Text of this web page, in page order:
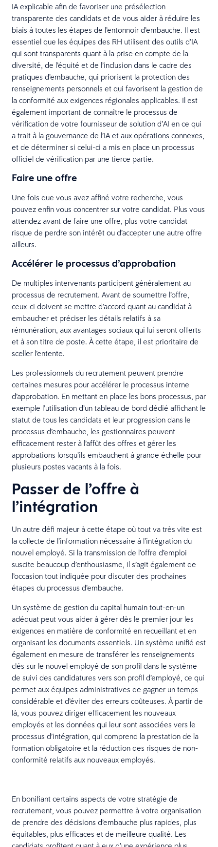
IA explicable afin de favoriser une présélection
transparente des candidats et de vous aider à réduire les
biais à toutes les étapes de l’entonnoir d’embauche. Il est
essentiel que les équipes des RH utilisent des outils d’IA
qui sont transparents quant à la prise en compte de la
diversité, de l’équité et de l’inclusion dans le cadre des
pratiques d’embauche, qui priorisent la protection des
renseignements personnels et qui favorisent la gestion de
la conformité aux exigences régionales applicables. Il est
également important de connaître le processus de
vérification de votre fournisseur de solution d’AI en ce qui
a trait à la gouvernance de l’IA et aux opérations connexes,
et de déterminer si celui-ci a mis en place un processus
officiel de vérification par une tierce partie.
Faire une offre
Une fois que vous avez affiné votre recherche, vous
pouvez enfin vous concentrer sur votre candidat. Plus vous
attendez avant de faire une offre, plus votre candidat
risque de perdre son intérêt ou d’accepter une autre offre
ailleurs.
Accélérer le processus d’approbation
De multiples intervenants participent généralement au
processus de recrutement. Avant de soumettre l’offre,
ceux-ci doivent se mettre d’accord quant au candidat à
embaucher et préciser les détails relatifs à sa
rémunération, aux avantages sociaux qui lui seront offerts
et à son titre de poste. À cette étape, il est prioritaire de
sceller l’entente.
Les professionnels du recrutement peuvent prendre
certaines mesures pour accélérer le processus interne
d’approbation. En mettant en place les bons processus, par
exemple l’utilisation d’un tableau de bord dédié affichant le
statut de tous les candidats et leur progression dans le
processus d’embauche, les gestionnaires peuvent
efficacement rester à l’affût des offres et gérer les
approbations lorsqu’ils embauchent à grande échelle pour
plusieurs postes vacants à la fois.
Passer de l’offre à
l’intégration
Un autre défi majeur à cette étape où tout va très vite est
la collecte de l’information nécessaire à l’intégration du
nouvel employé. Si la transmission de l’offre d’emploi
suscite beaucoup d’enthousiasme, il s’agit également de
l’occasion tout indiquée pour discuter des prochaines
étapes du processus d’embauche.
Un système de gestion du capital humain tout-en-un
adéquat peut vous aider à gérer dès le premier jour les
exigences en matière de conformité en recueillant et en
organisant les documents essentiels. Un système unifié est
également en mesure de transférer les renseignements
clés sur le nouvel employé de son profil dans le système
de suivi des candidatures vers son profil d’employé, ce qui
permet aux équipes administratives de gagner un temps
considérable et d’éviter des erreurs coûteuses. À partir de
là, vous pouvez diriger efficacement les nouveaux
employés et les données qui leur sont associées vers le
processus d’intégration, qui comprend la prestation de la
formation obligatoire et la réduction des risques de non-
conformité relatifs aux nouveaux employés.
En bonifiant certains aspects de votre stratégie de
recrutement, vous pouvez permettre à votre organisation
de prendre des décisions d’embauche plus rapides, plus
équitables, plus efficaces et de meilleure qualité. Les